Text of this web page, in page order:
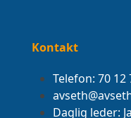
Kontakt
Telefon: 70 12
Daglig leder: